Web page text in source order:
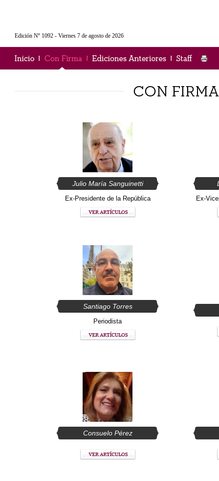
Edición Nº 1092 - Viernes 7 de agosto de 2026
Julio María Sanguinetti
Ex-Presidente de la República
Santiago Torres
Periodista
Consuelo Pérez
Ex-